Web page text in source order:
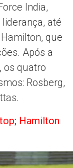
India,
até
que
Após a
os quatro
Rosberg,
Hamilton